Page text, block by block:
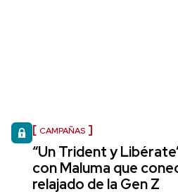
CAMPAÑAS
“Un Trident y
con Maluma que
relajado de la Gen Z